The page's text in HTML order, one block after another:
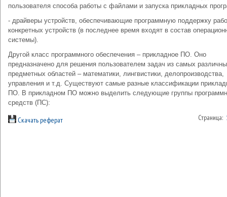
пользователя способа работы с файлами и запуска прикладных
- драйверы устройств, обеспечивающие программную поддержку
конкретных устройств (в последнее время входят в состав
системы).
Другой класс программного обеспечения – прикладное ПО. Оно
предназначено для решения пользователем задач из самых
предметных областей – математики, лингвистики, делопроизводства,
управления и т.д. Существуют самые разные классификации
ПО. В прикладном ПО можно выделить следующие группы
средств (ПС):
Скачать реферат Страница: